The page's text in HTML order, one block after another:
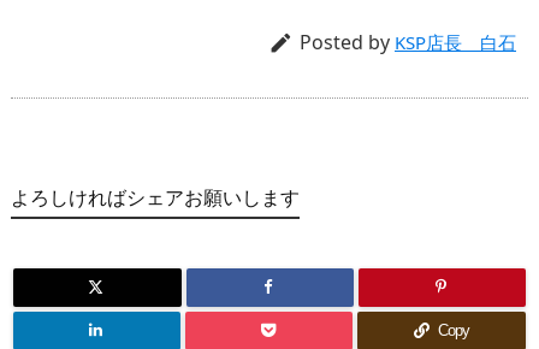
 Posted by KSP店長 白石
よろしければシェアお願いします
Copy